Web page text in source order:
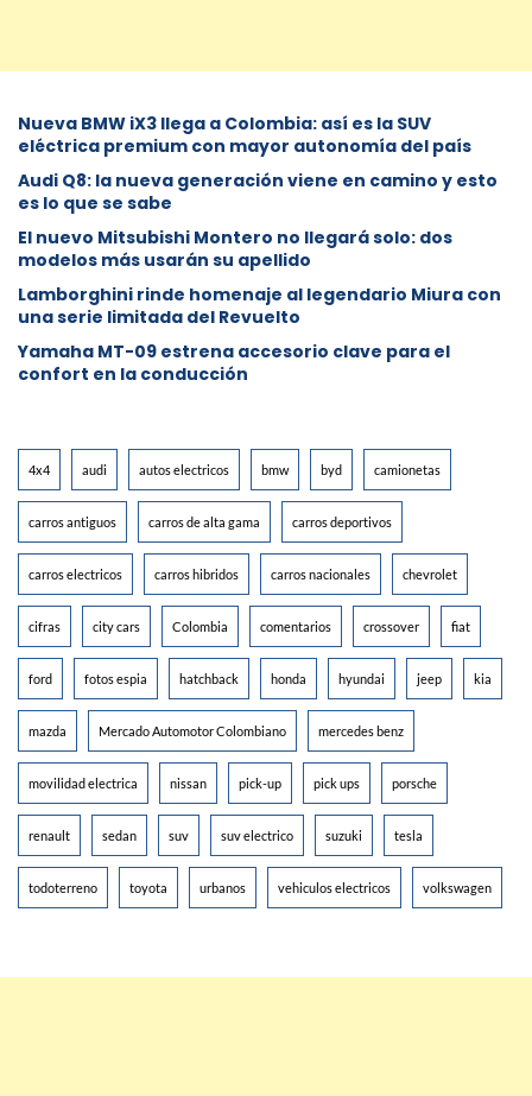
Nueva BMW iX3 llega a Colombia: así es la SUV
eléctrica premium con mayor autonomía del país
Audi Q8: la nueva generación viene en camino y esto
es lo que se sabe
⁠El nuevo Mitsubishi Montero no llegará solo: dos
modelos más usarán su apellido
Lamborghini rinde homenaje al legendario Miura con
una serie limitada del Revuelto
Yamaha MT-09 estrena accesorio clave para el
confort en la conducción
4x4 audi autos electricos bmw byd camionetas
carros antiguos carros de alta gama carros deportivos
carros electricos carros hibridos carros nacionales chevrolet
cifras city cars Colombia comentarios crossover fiat
ford fotos espia hatchback honda hyundai jeep kia
mazda Mercado Automotor Colombiano mercedes benz
movilidad electrica nissan pick-up pick ups porsche
renault sedan suv suv electrico suzuki tesla
todoterreno toyota urbanos vehiculos electricos volkswagen